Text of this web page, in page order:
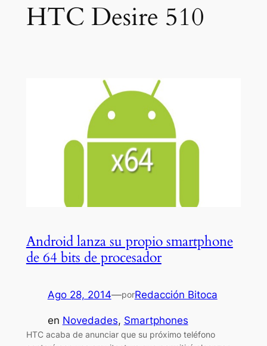
HTC Desire 510
Android lanza su propio smartphone
de 64 bits de procesador
Ago 28, 2014—porRedacción Bitoca
en Novedades, Smartphones
HTC acaba de anunciar que su próximo teléfono